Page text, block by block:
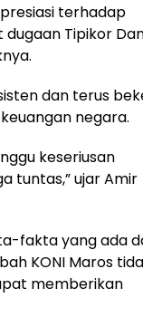
terhadap
Tipikor
dan terus
negara.
keseriusan
tuntas,” ujar Amir
fakta yang ada
KONI Maros
memberikan